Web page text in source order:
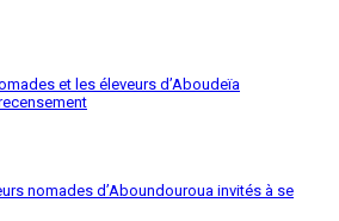
et les éleveurs d’Aboudeïa
nomades d’Aboundouroua invités à se